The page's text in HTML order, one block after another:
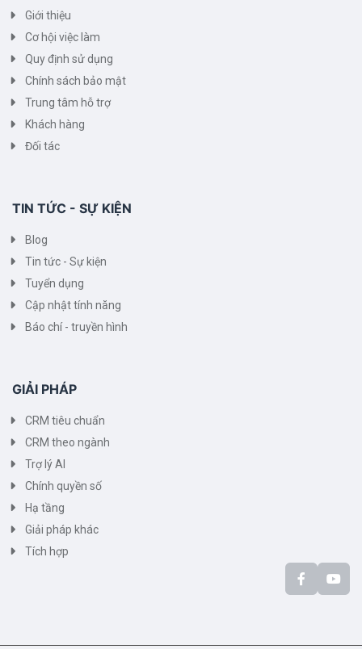
Giới thiệu
Cơ hội việc làm
Quy định sử dụng
Chính sách bảo mật
Trung tâm hỗ trợ
Khách hàng
Đối tác
TIN TỨC - SỰ KIỆN
Blog
Tin tức - Sự kiện
Tuyển dụng
Cập nhật tính năng
Báo chí - truyền hình
GIẢI PHÁP
CRM tiêu chuẩn
CRM theo ngành
Trợ lý AI
Chính quyền số
Hạ tầng
Giải pháp khác
Tích hợp